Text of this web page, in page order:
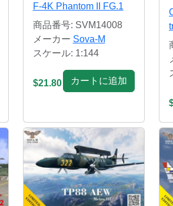
F-4K Phantom II FG.1
商品番号: SVM14008
メーカー Sova-M
スケール: 1:144
$21.80 カートに追加